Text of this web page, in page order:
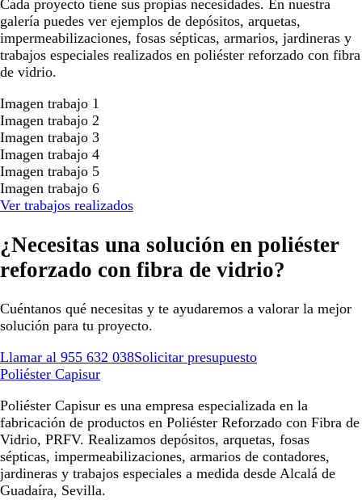
Cada proyecto tiene sus propias necesidades. En nuestra
galería puedes ver ejemplos de depósitos, arquetas,
impermeabilizaciones, fosas sépticas, armarios, jardineras y
trabajos especiales realizados en poliéster reforzado con fibra
de vidrio.
Imagen trabajo 1
Imagen trabajo 2
Imagen trabajo 3
Imagen trabajo 4
Imagen trabajo 5
Imagen trabajo 6
Ver trabajos realizados
¿Necesitas una solución en poliéster
reforzado con fibra de vidrio?
Cuéntanos qué necesitas y te ayudaremos a valorar la mejor
solución para tu proyecto.
Llamar al 955 632 038Solicitar presupuesto
Poliéster Capisur
Poliéster Capisur es una empresa especializada en la
fabricación de productos en Poliéster Reforzado con Fibra de
Vidrio, PRFV. Realizamos depósitos, arquetas, fosas
sépticas, impermeabilizaciones, armarios de contadores,
jardineras y trabajos especiales a medida desde Alcalá de
Guadaíra, Sevilla.